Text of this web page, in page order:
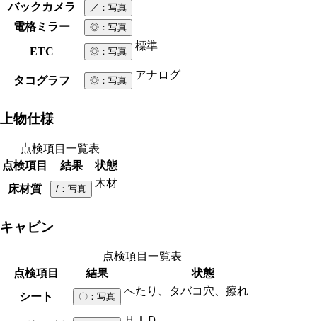
バックカメラ ／ ：写真
電格ミラー ◎ ：写真
ETC ◎ ：写真 標準
タコグラフ ◎ ：写真 アナログ
上物仕様
点検項目一覧表
点検項目
結果
状態
床材質
/ ：写真 木材
キャビン
点検項目一覧表
点検項目
結果
状態
シート
〇 ：写真 へたり、タバコ穴、擦れ